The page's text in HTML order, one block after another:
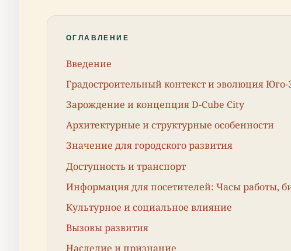
ОГЛАВЛЕНИЕ
Введение
Градостроительный контекст и эволюция
Зарождение и концепция D-Cube City
Архитектурные и структурные особенности
Значение для городского развития
Доступность и транспорт
Информация для посетителей: Часы работы,
Культурное и социальное влияние
Вызовы развития
Наследие и признание